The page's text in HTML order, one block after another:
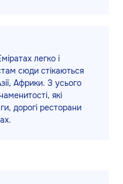
легко і
сюди стікаються
Африки. З усього
які
дорогі ресторани